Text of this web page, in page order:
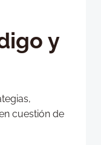
y
cuestión de